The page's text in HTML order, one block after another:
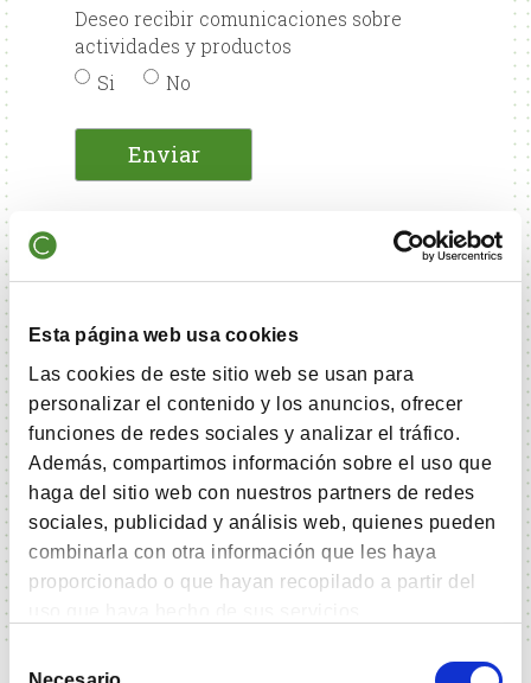
Esta página web usa cookies
Las cookies de este sitio web se usan para
personalizar el contenido y los anuncios, ofrecer
funciones de redes sociales y analizar el tráfico.
Además, compartimos información sobre el uso que
haga del sitio web con nuestros partners de redes
sociales, publicidad y análisis web, quienes pueden
combinarla con otra información que les haya
proporcionado o que hayan recopilado a partir del
Deseo recibir comunicaciones sobre
actividades y productos
Si
No
trataremos sus datos personales con el fin
de atender su consulta y ponernos en
derechos de acceso, rectificación,
tratamiento y portabilidad
escribiéndonos a
protecciondedatos@cobasam.com
Más información en la
Política de
Privacidad .